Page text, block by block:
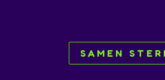
SAMEN